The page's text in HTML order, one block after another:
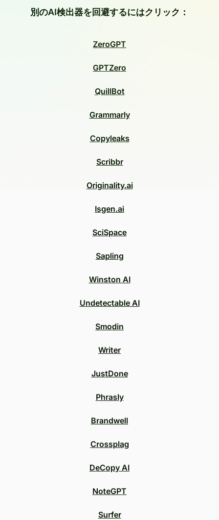
別のAI検出器を回避するにはクリック：
ZeroGPT
GPTZero
QuillBot
Grammarly
Copyleaks
Scribbr
Originality.ai
Isgen.ai
SciSpace
Sapling
Winston AI
Undetectable AI
Smodin
Writer
JustDone
Phrasly
Brandwell
Crossplag
DeCopy AI
NoteGPT
Surfer